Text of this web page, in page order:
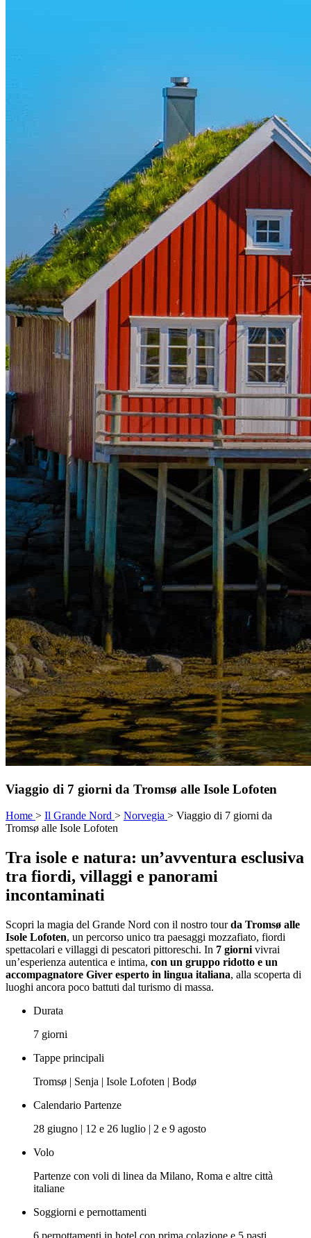
Viaggio di 7 giorni da Tromsø alle Isole Lofoten
Home > Il Grande Nord > Norvegia > Viaggio di 7 giorni da
Tromsø alle Isole Lofoten
Tra isole e natura: un’avventura esclusiva
tra fiordi, villaggi e panorami
incontaminati
Scopri la magia del Grande Nord con il nostro tourda Tromsø alle
Isole Lofoten, un percorso unico tra paesaggi mozzafiato, fiordi
spettacolari e villaggi di pescatori pittoreschi. In 7 giorni vivrai
un’esperienza autentica e intima, con un gruppo ridotto e un
accompagnatore Giver esperto in lingua italiana, alla scoperta di
luoghi ancora poco battuti dal turismo di massa.
Durata
7 giorni
Tappe principali
Tromsø | Senja | Isole Lofoten | Bodø
Calendario Partenze
28 giugno | 12 e 26 luglio | 2 e 9 agosto
Volo
Partenze con voli di linea da Milano, Roma e altre città
italiane
Soggiorni e pernottamenti